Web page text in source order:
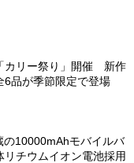
カリー祭り」開催 新作
6品が季節限定で登場
10000mAhモバイルバ
チウムイオン電池採用